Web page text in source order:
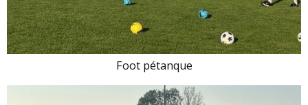
Foot pétanque